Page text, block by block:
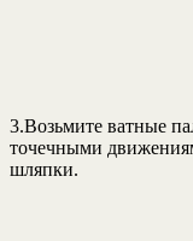
3.Возьмите ватные
точечными
шляпки.